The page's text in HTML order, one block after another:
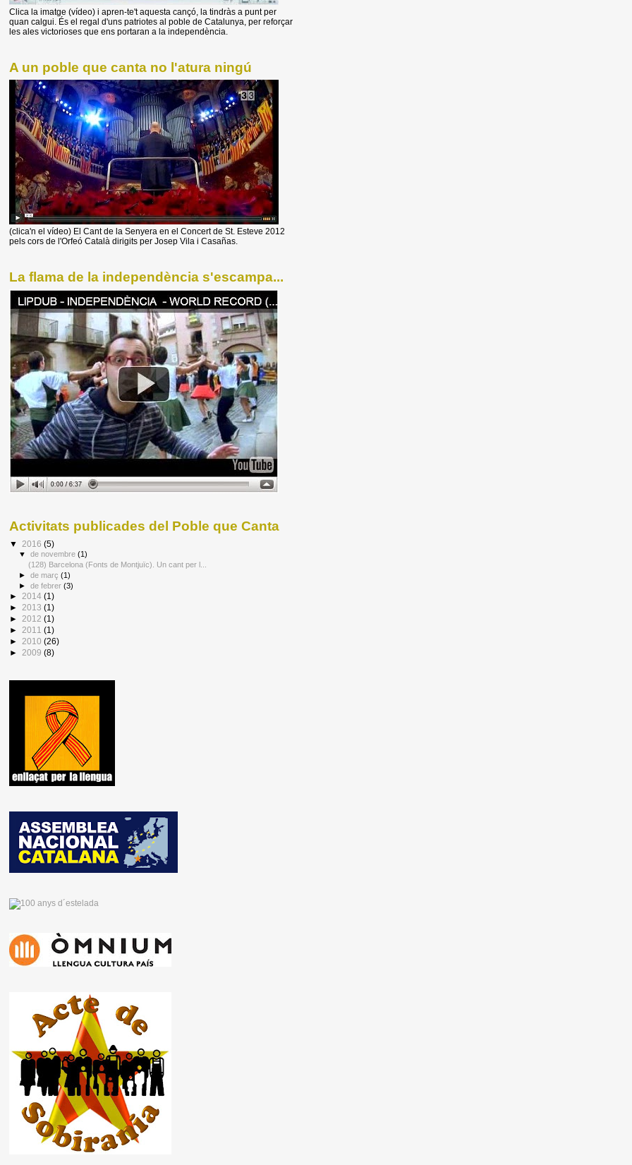
Clica la imatge (vídeo) i apren-te't aquesta cançó, la tindràs a punt per
quan calgui. És el regal d'uns patriotes al poble de Catalunya, per reforçar
les ales victorioses que ens portaran a la independència.
A un poble que canta no l'atura ningú
(clica'n el vídeo) El Cant de la Senyera en el Concert de St. Esteve 2012
pels cors de l'Orfeó Català dirigits per Josep Vila i Casañas.
La flama de la independència s'escampa...
Activitats publicades del Poble que Canta
▼ 2016 (5)
▼de novembre(1)
(128) Barcelona (Fonts de Montjuïc). Un cant per l...
►de març(1)
►de febrer(3)
► 2014 (1)
► 2013 (1)
► 2012 (1)
► 2011 (1)
► 2010 (26)
► 2009 (8)